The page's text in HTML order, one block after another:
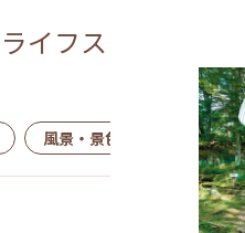
ライフス
風景・景色 名所・旧跡